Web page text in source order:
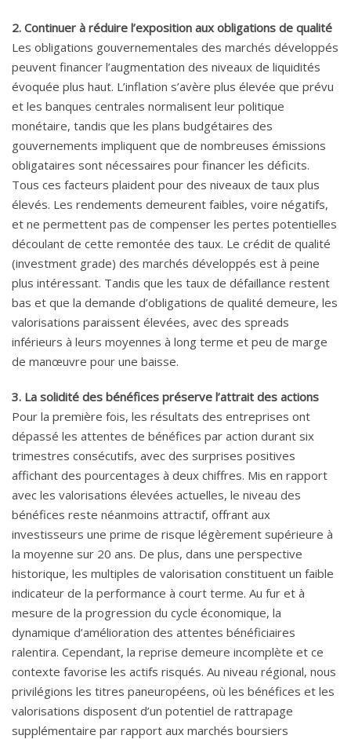
2. Continuer à réduire l’exposition aux obligations de qualité
Les obligations gouvernementales des marchés développés
peuvent financer l’augmentation des niveaux de liquidités
évoquée plus haut. L’inflation s’avère plus élevée que prévu
et les banques centrales normalisent leur politique
monétaire, tandis que les plans budgétaires des
gouvernements impliquent que de nombreuses émissions
obligataires sont nécessaires pour financer les déficits.
Tous ces facteurs plaident pour des niveaux de taux plus
élevés. Les rendements demeurent faibles, voire négatifs,
et ne permettent pas de compenser les pertes potentielles
découlant de cette remontée des taux. Le crédit de qualité
(investment grade) des marchés développés est à peine
plus intéressant. Tandis que les taux de défaillance restent
bas et que la demande d’obligations de qualité demeure, les
valorisations paraissent élevées, avec des spreads
inférieurs à leurs moyennes à long terme et peu de marge
de manœuvre pour une baisse.
3. La solidité des bénéfices préserve l’attrait des actions
Pour la première fois, les résultats des entreprises ont
dépassé les attentes de bénéfices par action durant six
trimestres consécutifs, avec des surprises positives
affichant des pourcentages à deux chiffres. Mis en rapport
avec les valorisations élevées actuelles, le niveau des
bénéfices reste néanmoins attractif, offrant aux
investisseurs une prime de risque légèrement supérieure à
la moyenne sur 20 ans. De plus, dans une perspective
historique, les multiples de valorisation constituent un faible
indicateur de la performance à court terme. Au fur et à
mesure de la progression du cycle économique, la
dynamique d’amélioration des attentes bénéficiaires
ralentira. Cependant, la reprise demeure incomplète et ce
contexte favorise les actifs risqués. Au niveau régional, nous
privilégions les titres paneuropéens, où les bénéfices et les
valorisations disposent d’un potentiel de rattrapage
supplémentaire par rapport aux marchés boursiers